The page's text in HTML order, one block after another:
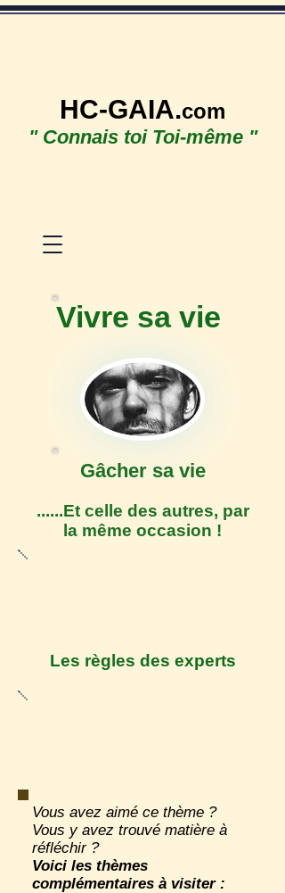
HC-GAIA.com
" Connais toi Toi-même "
Vivre sa vie
Gâcher sa vie
......Et celle des autres, par
la même occasion !
Les règles des experts
Vous avez aimé ce thème ?
Vous y avez trouvé matière à
réfléchir ?
Voici les thèmes
complémentaires à visiter :